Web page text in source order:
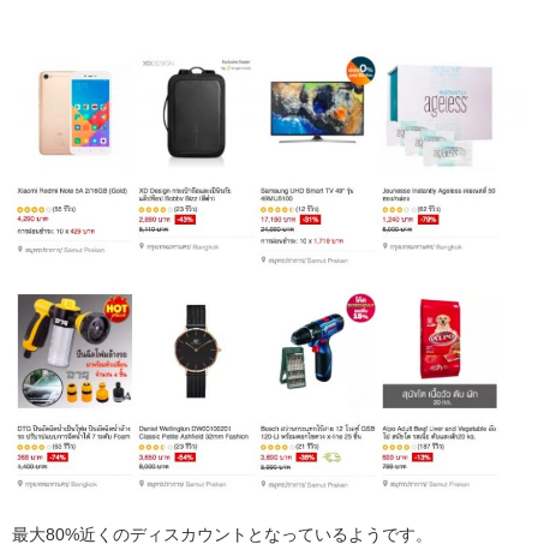
最大80%近くのディスカウントとなっているようです。